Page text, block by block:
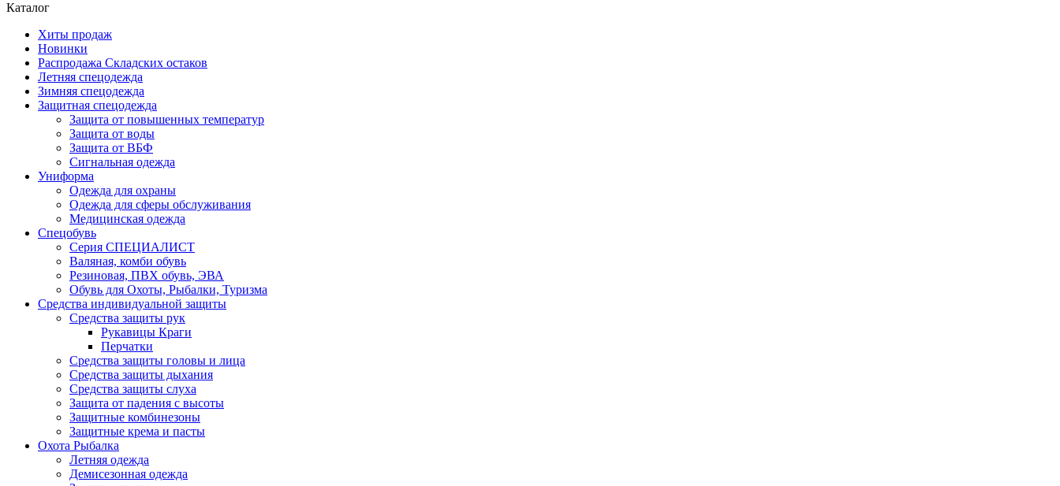
Каталог
Хиты продаж
Новинки
Распродажа Складских остаков
Летняя спецодежда
Зимняя спецодежда
Защитная спецодежда
Защита от повышенных температур
Защита от воды
Защита от ВБФ
Сигнальная одежда
Униформа
Одежда для охраны
Одежда для сферы обслуживания
Медицинская одежда
Спецобувь
Серия СПЕЦИАЛИСТ
Валяная, комби обувь
Резиновая, ПВХ обувь, ЭВА
Обувь для Охоты, Рыбалки, Туризма
Средства индивидуальной защиты
Средства защиты рук
Рукавицы Краги
Перчатки
Средства защиты головы и лица
Средства защиты дыхания
Средства защиты слуха
Защита от падения с высоты
Защитные комбинезоны
Защитные крема и пасты
Охота Рыбалка
Летняя одежда
Демисезонная одежда